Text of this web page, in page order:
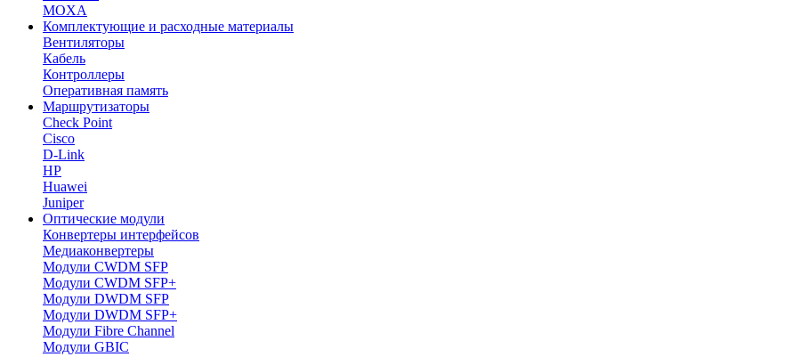
MOXA
Комплектующие и расходные материалы
Вентиляторы
Кабель
Контроллеры
Оперативная память
Маршрутизаторы
Check Point
Cisco
D-Link
HP
Huawei
Juniper
Оптические модули
Конвертеры интерфейсов
Медиаконвертеры
Модули CWDM SFP
Модули CWDM SFP+
Модули DWDM SFP
Модули DWDM SFP+
Модули Fibre Channel
Модули GBIC